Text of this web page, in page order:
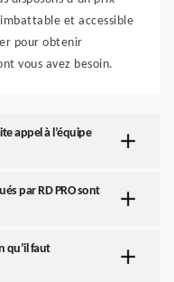
et accessible
pour obtenir
vous avez besoin.
appel à l’équipe
par RD PRO sont
qu’il faut